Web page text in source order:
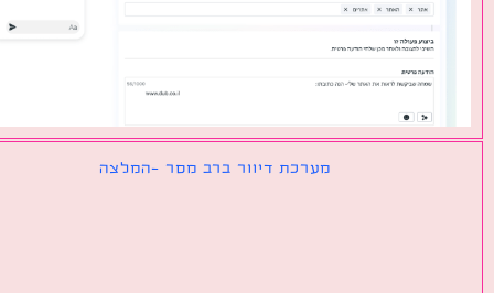
מערכת דיוור ברב מסר -המלצה